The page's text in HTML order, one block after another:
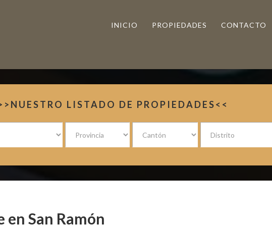
INICIO PROPIEDADES CONTACTO
LISTADO DE PROPIEDADES<<
San Ramón